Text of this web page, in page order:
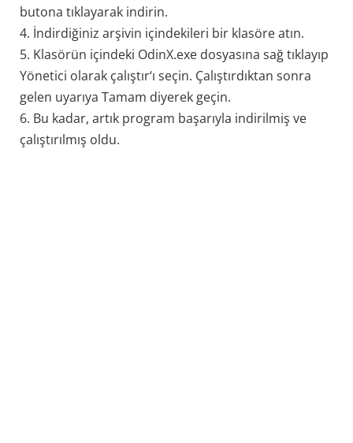
butona tıklayarak indirin.
4. İndirdiğiniz arşivin içindekileri bir klasöre atın.
5. Klasörün içindeki OdinX.exe dosyasına sağ tıklayıp
Yönetici olarak çalıştır‘ı seçin. Çalıştırdıktan sonra
gelen uyarıya Tamam diyerek geçin.
6. Bu kadar, artık program başarıyla indirilmiş ve
çalıştırılmış oldu.